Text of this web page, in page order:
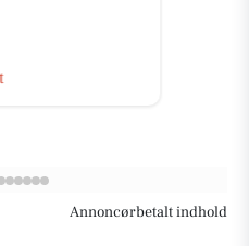
Annoncørbetalt indhold